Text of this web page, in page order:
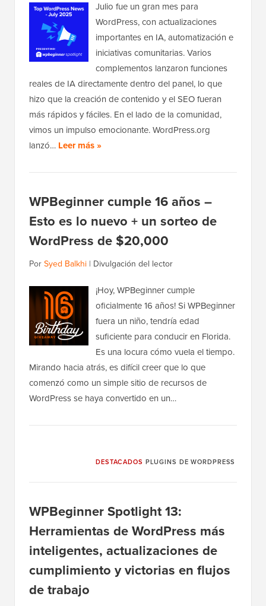
Julio fue un gran mes para
WordPress, con actualizaciones
importantes en IA, automatización e
iniciativas comunitarias. Varios
complementos lanzaron funciones
reales de IA directamente dentro del panel, lo que
hizo que la creación de contenido y el SEO fueran
más rápidos y fáciles. En el lado de la comunidad,
vimos un impulso emocionante. WordPress.org
lanzó… Leer más »
WPBeginner cumple 16 años –
Esto es lo nuevo + un sorteo de
WordPress de $20,000
PorSyed Balkhi | Divulgación del lector
¡Hoy, WPBeginner cumple
oficialmente 16 años! Si WPBeginner
fuera un niño, tendría edad
suficiente para conducir en Florida.
Es una locura cómo vuela el tiempo.
Mirando hacia atrás, es difícil creer que lo que
comenzó como un simple sitio de recursos de
WordPress se haya convertido en un…
DESTACADOS PLUGINS DE WORDPRESS
WPBeginner Spotlight 13:
Herramientas de WordPress más
inteligentes, actualizaciones de
cumplimiento y victorias en flujos
de trabajo